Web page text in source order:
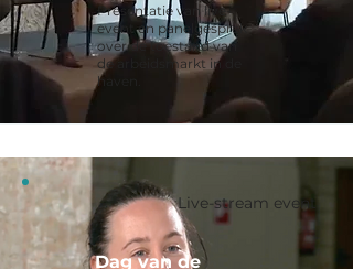
Presentatie van live-
event en panelgesprek
over de toestand van
de arbeidsmarkt in de
haven.
Live-stream event
Dag van de